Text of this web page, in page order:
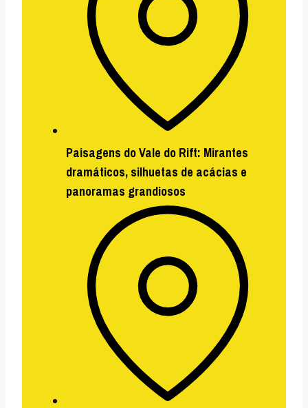
Paisagens do Vale do Rift: Mirantes
dramáticos, silhuetas de acácias e
panoramas grandiosos